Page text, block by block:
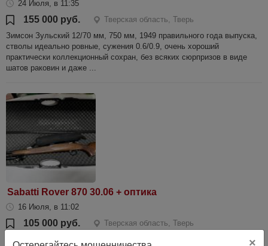
24 Июля, в 11:35
155 000 руб.
Тверская область, Тверь
Зимсон Зульский 12/70 мм, 750 мм, 1949 правильного года выпуска,
стволы идеально ровные, сужения 0.6/0.9, очень хороший
практически коллекционный сохран, без всяких сюрпризов в виде
шатов раковин и даже ...
Sabatti Rover 870 30.06 + оптика
16 Июля, в 11:02
105 000 руб.
Тверская область, Тверь
Продаю Карабин Sabatti ROVER 870 калибр 30.06 Springfild (7,62*63).
×